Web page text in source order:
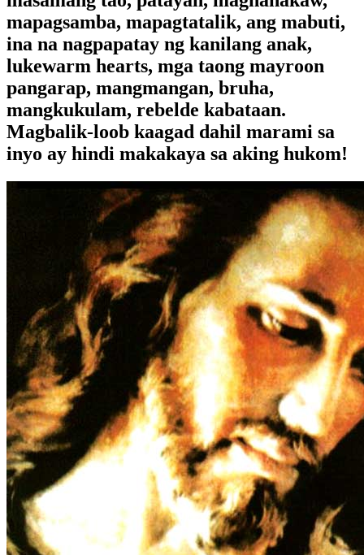
mapagsamba, mapagtatalik, ang mabuti,
ina na nagpapatay ng kanilang anak,
lukewarm hearts, mga taong mayroon
pangarap, mangmangan, bruha,
mangkukulam, rebelde kabataan.
Magbalik-loob kaagad dahil marami sa
inyo ay hindi makakaya sa aking hukom!